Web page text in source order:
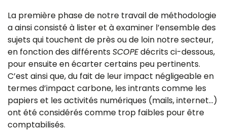
La première phase de notre travail de méthodologie
a ainsi consisté à lister et à examiner l’ensemble des
sujets qui touchent de près ou de loin notre secteur,
en fonction des différentsSCOPEdécrits ci-dessous,
pour ensuite en écarter certains peu pertinents.
C’est ainsi que, du fait de leur impact négligeable en
termes d’impact carbone, les intrants comme les
papiers et les activités numériques (mails, internet…)
ont été considérés comme trop faibles pour être
comptabilisés.